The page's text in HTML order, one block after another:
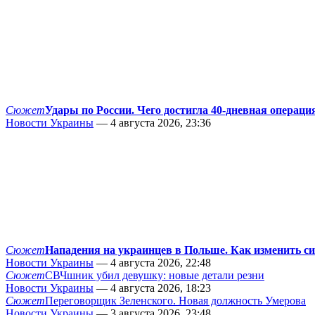
СюжетУдары по России. Чего достигла 40-дневная
Новости Украины — 4 августа 2026, 23:36
СюжетНападения на украинцев в Польше. Как изменить
Новости Украины — 4 августа 2026, 22:48
СюжетСВЧшник убил девушку: новые детали резни
Новости Украины — 4 августа 2026, 18:23
СюжетПереговорщик Зеленского. Новая должность Умерова